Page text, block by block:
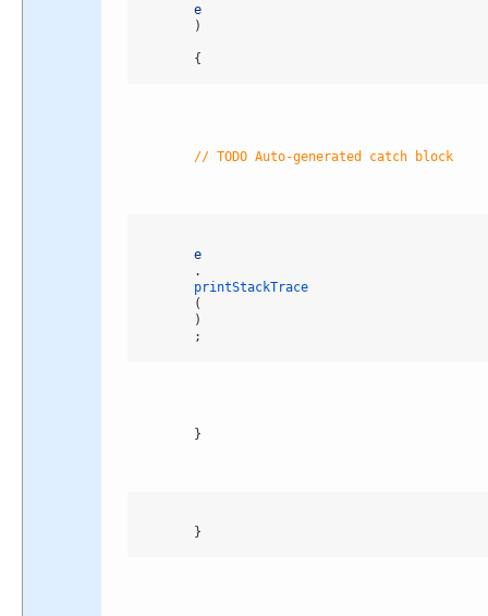
e
)
{
// TODO Auto-generated catch block
e
.
printStackTrace
(
)
;
}
}